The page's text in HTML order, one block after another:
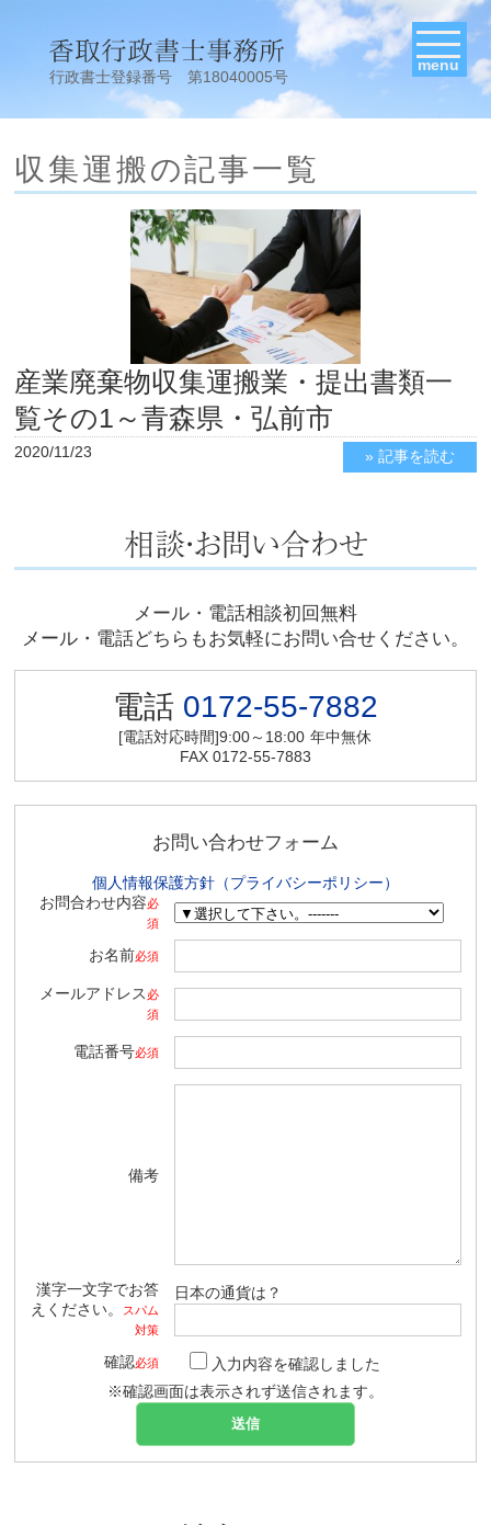
行政書士登録番号 第18040005号
menu
収集運搬の記事一覧
産業廃棄物収集運搬業・提出書類一
覧その1～青森県・弘前市
2020/11/23 » 記事を読む
メール・電話相談初回無料
メール・電話どちらもお気軽にお問い合せください。
電話 0172-55-7882
[電話対応時間]9:00～18:00 年中無休
FAX 0172-55-7883
お問い合わせフォーム
個人情報保護方針（プライバシーポリシー）
お問合わせ内容必
須
お名前必須
メールアドレス 必
須
電話番号必須
備考
漢字一文字でお答
えください。
スパム
対策
日本の通貨は？
確認必須
入力内容を確認しました
※確認画面は表示されず送信されます。